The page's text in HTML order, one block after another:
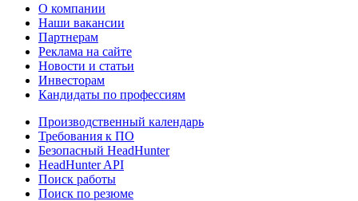
О компании
Наши вакансии
Партнерам
Реклама на сайте
Новости и статьи
Инвесторам
Кандидаты по профессиям
Производственный календарь
Требования к ПО
Безопасный HeadHunter
HeadHunter API
Поиск работы
Поиск по резюме